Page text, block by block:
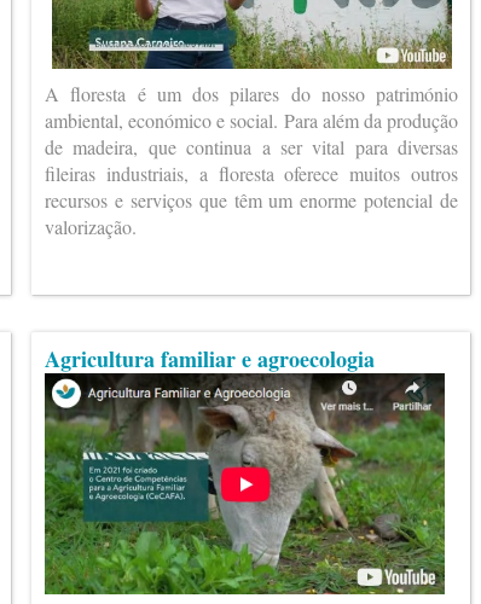
A floresta é um dos pilares do nosso património
ambiental, económico e social. Para além da produção
de madeira, que continua a ser vital para diversas
fileiras industriais, a floresta oferece muitos outros
recursos e serviços que têm um enorme potencial de
valorização.
Agricultura familiar e agroecologia